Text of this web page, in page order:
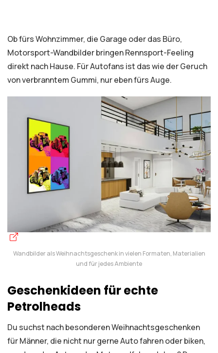
Ob fürs Wohnzimmer, die Garage oder das Büro,
Motorsport-Wandbilder bringen Rennsport-Feeling
direkt nach Hause. Für Autofans ist das wie der Geruch
von verbranntem Gummi, nur eben fürs Auge.
Wandbilder als Weihnachtsgeschenk in vielen Formaten, Materialien
und für jedes Ambiente
Geschenkideen für echte
Petrolheads
Du suchst nach besonderen Weihnachtsgeschenken
für Männer, die nicht nur gerne Auto fahren oder biken,